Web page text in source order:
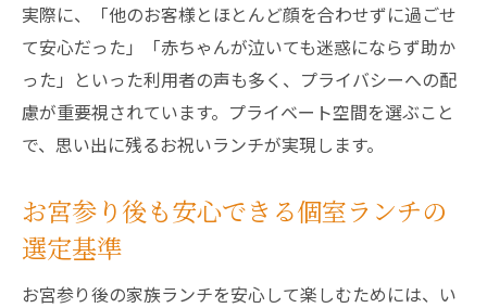
実際に、「他のお客様とほとんど顔を合わせずに過ごせ
て安心だった」「赤ちゃんが泣いても迷惑にならず助か
った」といった利用者の声も多く、プライバシーへの配
慮が重要視されています。プライベート空間を選ぶこと
で、思い出に残るお祝いランチが実現します。
お宮参り後も安心できる個室ランチの
選定基準
お宮参り後の家族ランチを安心して楽しむためには、い